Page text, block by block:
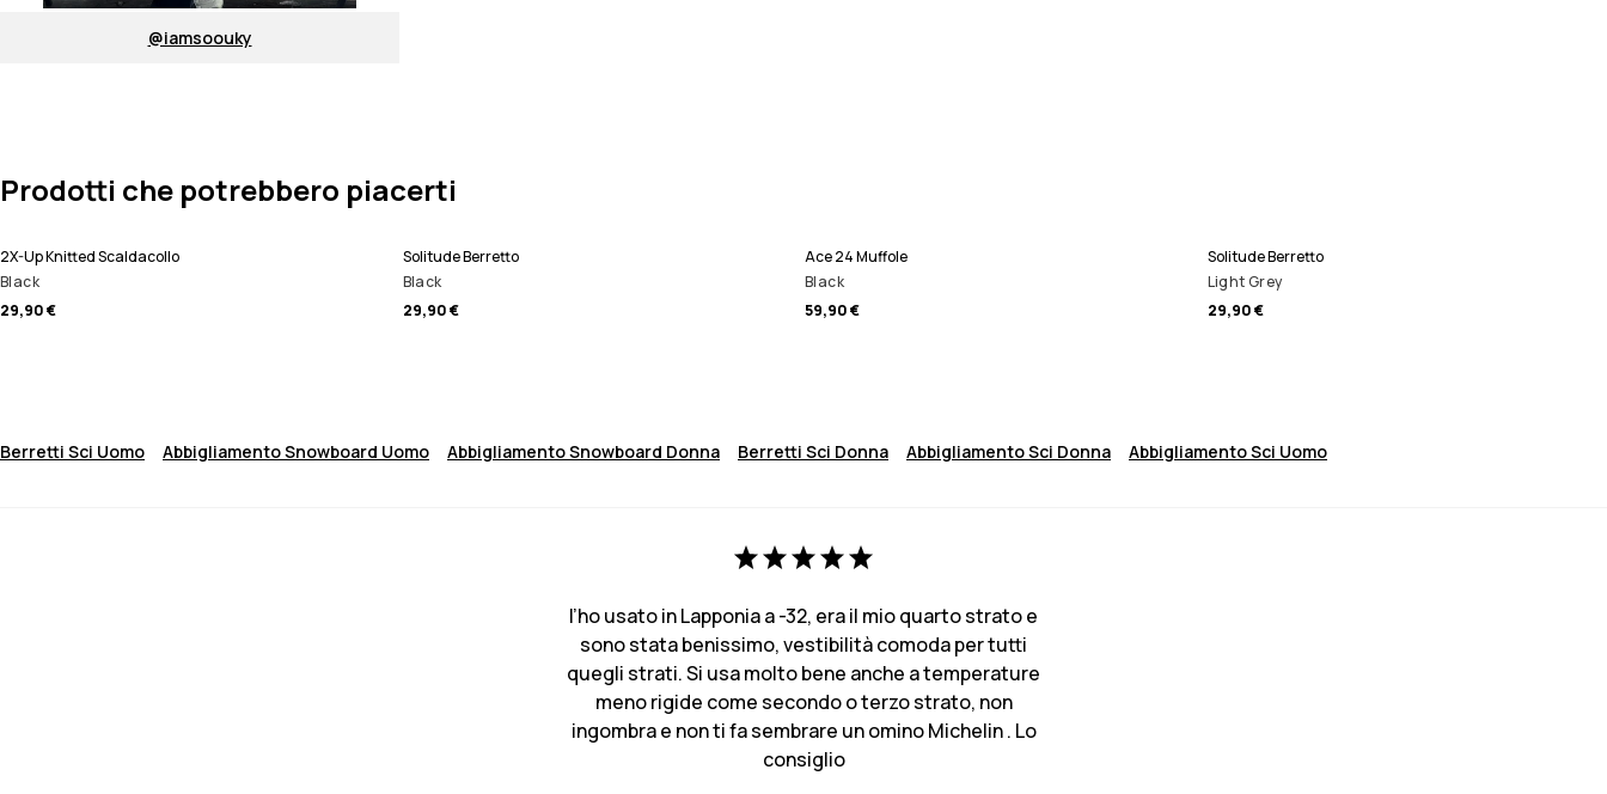
@iamsoouky
Prodotti che potrebbero piacerti
2X-Up Knitted Scaldacollo
Black
29,90 €
Solitude Berretto
Black
29,90 €
Ace 24 Muffole
Black
59,90 €
Solitude Berretto
Light Grey
29,90 €
Berretti Sci Uomo Abbigliamento Snowboard Uomo Abbigliamento Snowboard Donna Berretti Sci Donna Abbigliamento Sci Donna Abbigliamento Sci Uomo
l’ho usato in Lapponia a -32, era il mio quarto strato e
sono stata benissimo, vestibilità comoda per tutti
quegli strati. Si usa molto bene anche a temperature
meno rigide come secondo o terzo strato, non
ingombra e non ti fa sembrare un omino Michelin . Lo
consiglio